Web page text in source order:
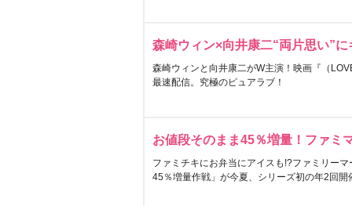
森崎ウィン×向井康二“両片思い”
森崎ウィンと向井康二がW主演！映画『（
最速配信。究極のピュアラブ！
お値段そのまま45％増量！ファミ
ファミチキにお弁当にアイスも!?ファミリー
45％増量作戦」が今夏、シリーズ初の年2回開